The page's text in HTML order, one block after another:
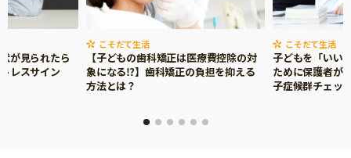
が見られたら
レスサイン
こそだて生活
【子どもの歯科矯正は医療費控除の対
象になる⁉】歯科矯正の負担を抑える
方法とは？
こそだて生活
子どもを「いい
ために保護者が
子症候群チェッ